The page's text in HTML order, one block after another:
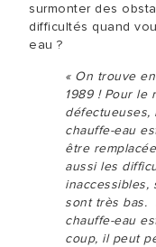
surmonter des
difficultés quand
eau ?
« On trouve
1989 ! Pour le
défectueuses,
chauffe-eau
être
aussi les
inaccessibles,
sont très bas.
chauffe-eau
coup, il peut